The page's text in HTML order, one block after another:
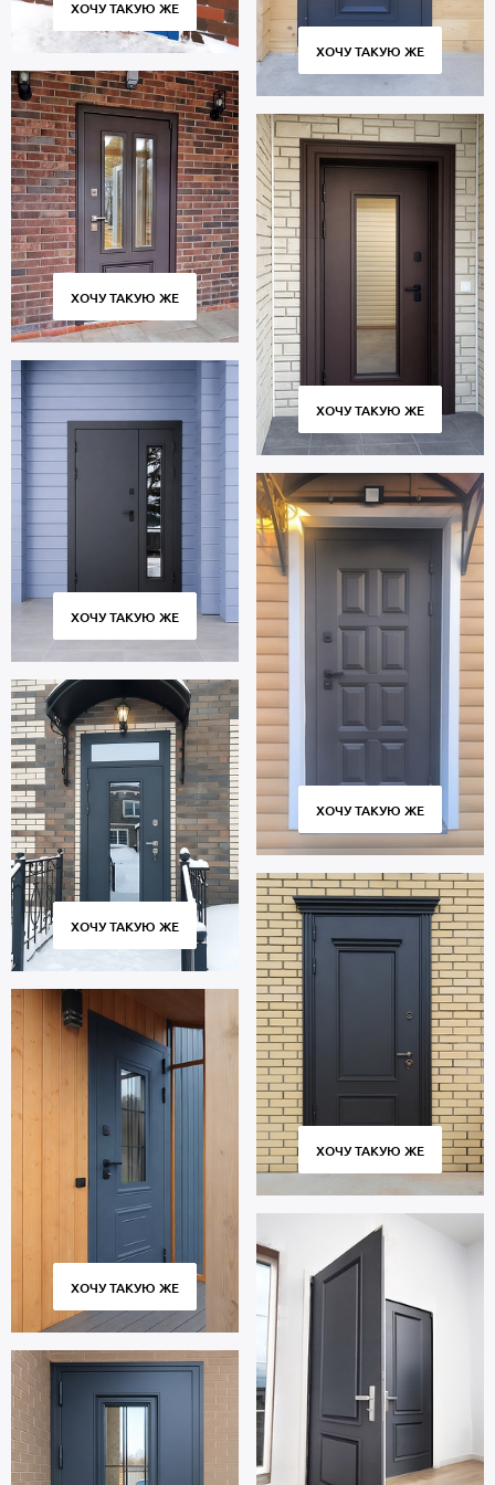
ХОЧУ ТАКУЮ ЖЕ
ХОЧУ ТАКУЮ ЖЕ
ХОЧУ ТАКУЮ ЖЕ
ХОЧУ ТАКУЮ ЖЕ
ХОЧУ ТАКУЮ ЖЕ
ХОЧУ ТАКУЮ ЖЕ
ХОЧУ ТАКУЮ ЖЕ
ХОЧУ ТАКУЮ ЖЕ
ХОЧУ ТАКУЮ ЖЕ